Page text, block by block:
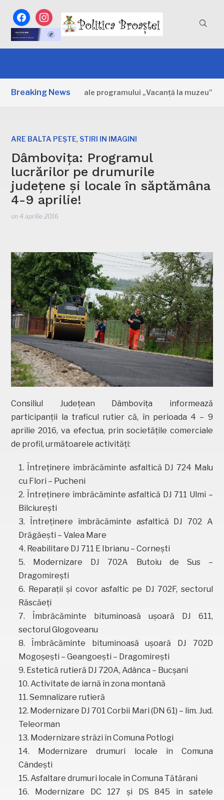
facebookinstagram
Breaking News
Primele zile ale programului „Vacanță la muzeu”
ARE BALTA PEȘTE, STIRI IN IMAGINI
Dâmbovița: Programul
lucrărilor pe drumurile
județene și locale în săptămâna
4-9 aprilie!
on4 aprilie 2016
Consiliul Judeţean Dâmboviţa informează
participanţii la traficul rutier că, în perioada 4 – 9
aprilie 2016, va efectua, prin societățile comerciale
de profil, următoarele activități:
Întreţinere îmbrăcăminte asfaltică DJ 724 Malu
cu Flori – Pucheni
Întreţinere îmbrăcăminte asfaltică DJ 711 Ulmi –
Bilciureşti
Întreţinere îmbrăcăminte asfaltică DJ 702 A
Drăgăeşti – Valea Mare
Reabilitare DJ 711 E Ibrianu – Corneşti
Modernizare DJ 702A Butoiu de Sus –
Dragomireşti
Reparaţii și covor asfaltic pe DJ 702F, sectorul
Răscăeți
Îmbrăcăminte bituminoasă uşoară DJ 611,
sectorul Glogoveanu
Îmbrăcăminte bituminoasă uşoară DJ 702D
Mogoşeşti – Geangoeşti – Dragomireşti
Estetică rutieră DJ 720A, Adânca – Bucşani
Activitate de iarnă în zona montană
Semnalizare rutieră
Modernizare DJ 701 Corbii Mari (DN 61) – lim. Jud.
Teleorman
Modernizare străzi în Comuna Potlogi
Modernizare drumuri locale în Comuna
Cândeşti
Asfaltare drumuri locale în Comuna Tătărani
Modernizare DC 127 şi DS 845 în satele